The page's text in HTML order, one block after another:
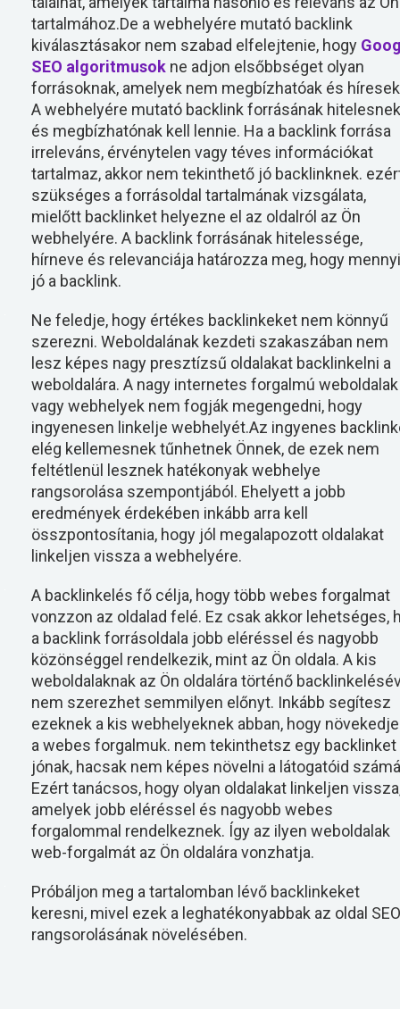
tartalmához.De a webhelyére mutató backlink
kiválasztásakor nem szabad elfelejtenie, hogy
SEO algoritmusok ne adjon elsőbbséget olyan
forrásoknak, amelyek nem megbízhatóak és
A webhelyére mutató backlink forrásának hitelesnek
és megbízhatónak kell lennie. Ha a backlink forrása
irreleváns, érvénytelen vagy téves információkat
tartalmaz, akkor nem tekinthető jó backlinknek.
szükséges a forrásoldal tartalmának vizsgálata,
mielőtt backlinket helyezne el az oldalról az Ön
webhelyére. A backlink forrásának hitelessége,
hírneve és relevanciája határozza meg, hogy
jó a backlink.
Ne feledje, hogy értékes backlinkeket nem könnyű
szerezni. Weboldalának kezdeti szakaszában nem
lesz képes nagy presztízsű oldalakat backlinkelni a
weboldalára. A nagy internetes forgalmú weboldalak
vagy webhelyek nem fogják megengedni, hogy
ingyenesen linkelje webhelyét.Az ingyenes
elég kellemesnek tűnhetnek Önnek, de ezek nem
feltétlenül lesznek hatékonyak webhelye
rangsorolása szempontjából. Ehelyett a jobb
eredmények érdekében inkább arra kell
összpontosítania, hogy jól megalapozott oldalakat
linkeljen vissza a webhelyére.
A backlinkelés fő célja, hogy több webes forgalmat
vonzzon az oldalad felé. Ez csak akkor lehetséges,
a backlink forrásoldala jobb eléréssel és nagyobb
közönséggel rendelkezik, mint az Ön oldala. A kis
weboldalaknak az Ön oldalára történő
nem szerezhet semmilyen előnyt. Inkább segítesz
ezeknek a kis webhelyeknek abban, hogy
a webes forgalmuk. nem tekinthetsz egy backlinket
jónak, hacsak nem képes növelni a látogatóid
Ezért tanácsos, hogy olyan oldalakat linkeljen
amelyek jobb eléréssel és nagyobb webes
forgalommal rendelkeznek. Így az ilyen weboldalak
web-forgalmát az Ön oldalára vonzhatja.
Próbáljon meg a tartalomban lévő backlinkeket
keresni, mivel ezek a leghatékonyabbak az oldal SEO
rangsorolásának növelésében.